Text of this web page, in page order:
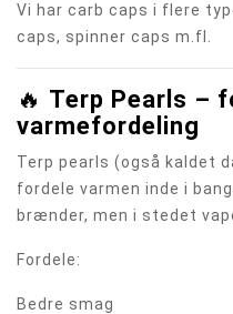
Vi har carb caps i flere
caps, spinner caps m.fl.
🔥 Terp Pearls –
varmefordeling
Terp pearls (også kaldet
fordele varmen inde i
brænder, men i stedet
Fordele:
Bedre smag